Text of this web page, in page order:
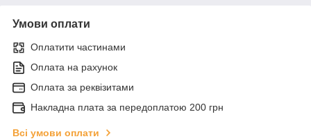
Умови оплати
Оплатити частинами
Оплата на рахунок
Оплата за реквізитами
Накладна плата за передоплатою 200 грн
Всі умови оплати